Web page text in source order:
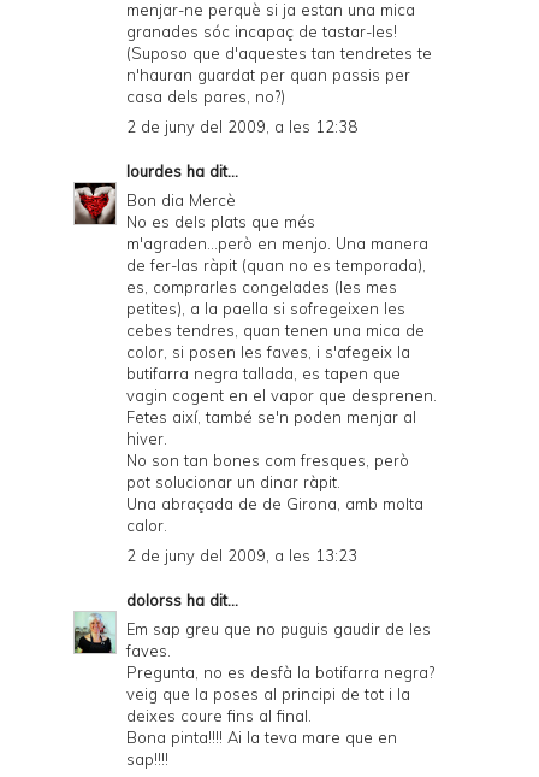
menjar-ne perquè si ja estan una mica
granades sóc incapaç de tastar-les!
(Suposo que d'aquestes tan tendretes te
n'hauran guardat per quan passis per
casa dels pares, no?)
2 de juny del 2009, a les 12:38
lourdes ha dit...
Bon dia Mercè
No es dels plats que més
m'agraden...però en menjo. Una manera
de fer-las ràpit (quan no es temporada),
es, comprarles congelades (les mes
petites), a la paella si sofregeixen les
cebes tendres, quan tenen una mica de
color, si posen les faves, i s'afegeix la
butifarra negra tallada, es tapen que
vagin cogent en el vapor que desprenen.
Fetes així, també se'n poden menjar al
hiver.
No son tan bones com fresques, però
pot solucionar un dinar ràpit.
Una abraçada de de Girona, amb molta
calor.
2 de juny del 2009, a les 13:23
dolorss ha dit...
Em sap greu que no puguis gaudir de les
faves.
Pregunta, no es desfà la botifarra negra?
veig que la poses al principi de tot i la
deixes coure fins al final.
Bona pinta!!!! Ai la teva mare que en
sap!!!!